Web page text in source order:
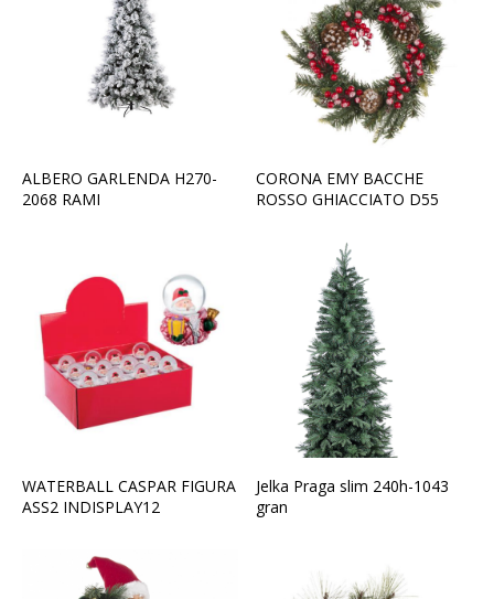
ALBERO GARLENDA H270-
2068 RAMI
CORONA EMY BACCHE
ROSSO GHIACCIATO D55
WATERBALL CASPAR FIGURA
ASS2 INDISPLAY12
Jelka Praga slim 240h-1043
gran